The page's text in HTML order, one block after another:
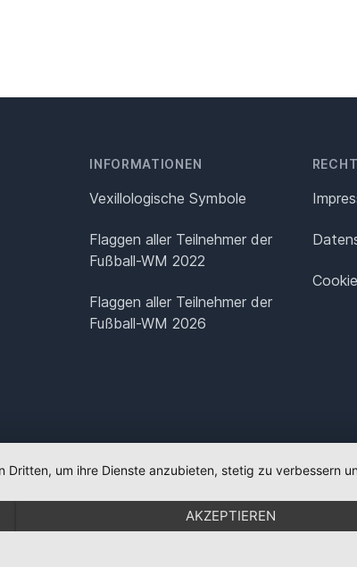
INFORMATIONEN
Vexillologische Symbole
Flaggen aller Teilnehmer der
Fußball-WM 2022
Flaggen aller Teilnehmer der
Fußball-WM 2026
Dritten, um ihre Dienste anzubieten, stetig zu verbessern
AKZEPTIEREN